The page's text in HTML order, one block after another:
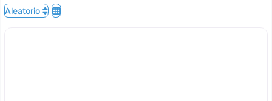
Aleatorio